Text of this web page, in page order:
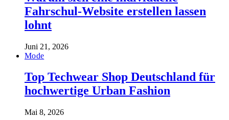
Fahrschul-Website erstellen lassen
lohnt
Juni 21, 2026
Mode
Top Techwear Shop Deutschland für
hochwertige Urban Fashion
Mai 8, 2026